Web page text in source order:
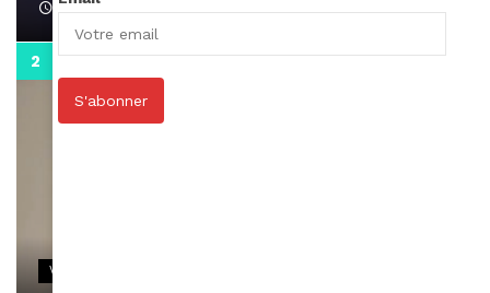
April 1, 2022
VIDEOS
S'abonner